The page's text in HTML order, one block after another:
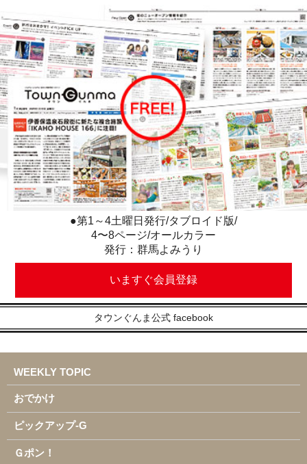
●第1～4土曜日発行/タブロイド版/
4〜8ページ/オールカラー
発行：群馬よみうり
いますぐ会員登録
タウンぐんま公式 facebook
WEEKLY TOPIC
おでかけ
ピックアップ-G
Ｇポン！